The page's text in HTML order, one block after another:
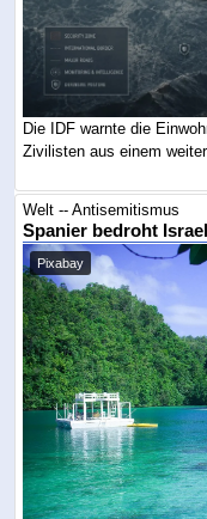
Die IDF warnte die
Zivilisten aus einem
Welt -- Antisemitismus
Spanier bedroht
Pixabay